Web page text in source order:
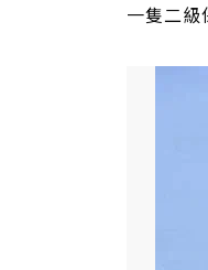
一隻二